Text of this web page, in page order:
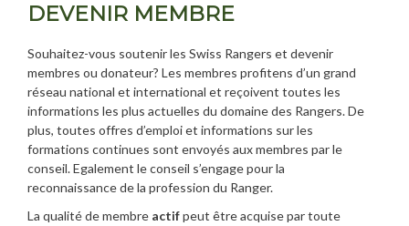
DEVENIR MEMBRE
Souhaitez-vous soutenir les Swiss Rangers et devenir
membres ou donateur? Les membres profitens d’un grand
réseau national et international et reçoivent toutes les
informations les plus actuelles du domaine des Rangers. De
plus, toutes offres d’emploi et informations sur les
formations continues sont envoyés aux membres par le
conseil. Egalement le conseil s’engage pour la
reconnaissance de la profession du Ranger.
La qualité de membre actifpeut être acquise par toute